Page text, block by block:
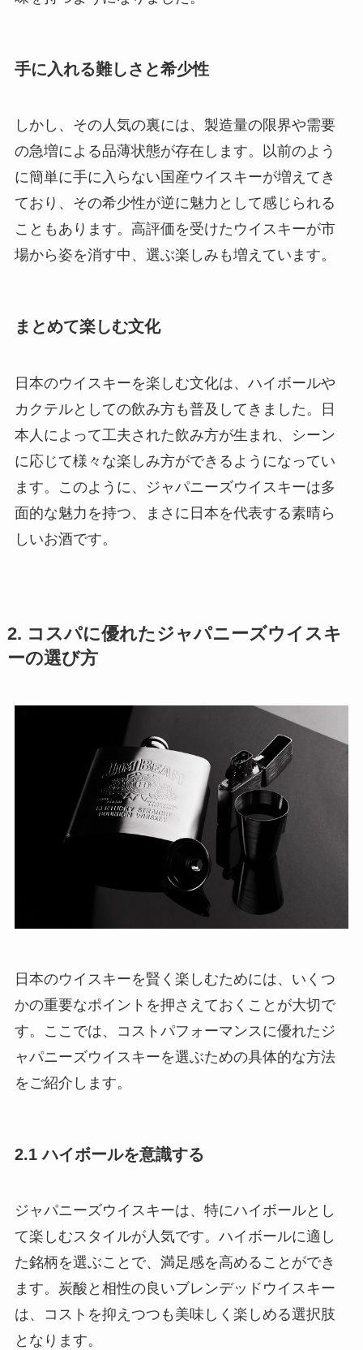
手に入れる難しさと希少性
しかし、その人気の裏には、製造量の限界や需要
の急増による品薄状態が存在します。以前のよう
に簡単に手に入らない国産ウイスキーが増えてき
ており、その希少性が逆に魅力として感じられる
こともあります。高評価を受けたウイスキーが市
場から姿を消す中、選ぶ楽しみも増えています。
まとめて楽しむ文化
日本のウイスキーを楽しむ文化は、ハイボールや
カクテルとしての飲み方も普及してきました。日
本人によって工夫された飲み方が生まれ、シーン
に応じて様々な楽しみ方ができるようになってい
ます。このように、ジャパニーズウイスキーは多
面的な魅力を持つ、まさに日本を代表する素晴ら
しいお酒です。
2. コスパに優れたジャパニーズウイスキ
ーの選び方
日本のウイスキーを賢く楽しむためには、いくつ
かの重要なポイントを押さえておくことが大切で
す。ここでは、コストパフォーマンスに優れたジ
ャパニーズウイスキーを選ぶための具体的な方法
をご紹介します。
2.1 ハイボールを意識する
ジャパニーズウイスキーは、特にハイボールとし
て楽しむスタイルが人気です。ハイボールに適し
た銘柄を選ぶことで、満足感を高めることができ
ます。炭酸と相性の良いブレンデッドウイスキー
は、コストを抑えつつも美味しく楽しめる選択肢
となります。